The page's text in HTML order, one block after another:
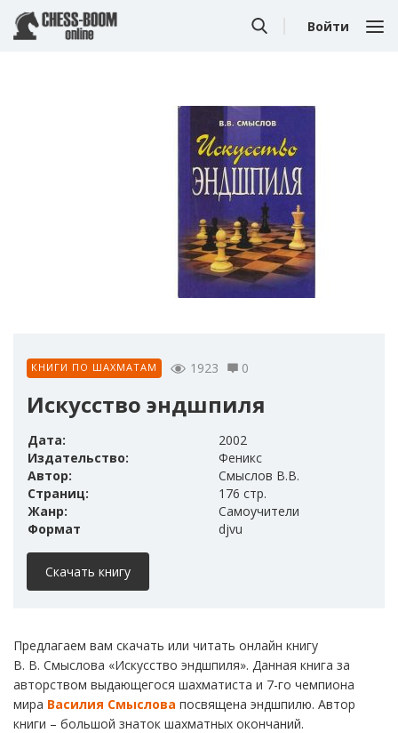
Войти
КНИГИ ПО ШАХМАТАМ 1923 0
Искусство эндшпиля
Дата:
2002
Издательство:
Феникс
Автор:
Смыслов В.В.
Страниц:
176 стр.
Жанр:
Самоучители
Формат
djvu
Скачать книгу
Предлагаем вам скачать или читать онлайн книгу
В. В. Смыслова «Искусство эндшпиля». Данная книга за
авторством выдающегося шахматиста и 7-го чемпиона
мира Василия Смыслова посвящена эндшпилю. Автор
книги – большой знаток шахматных окончаний.